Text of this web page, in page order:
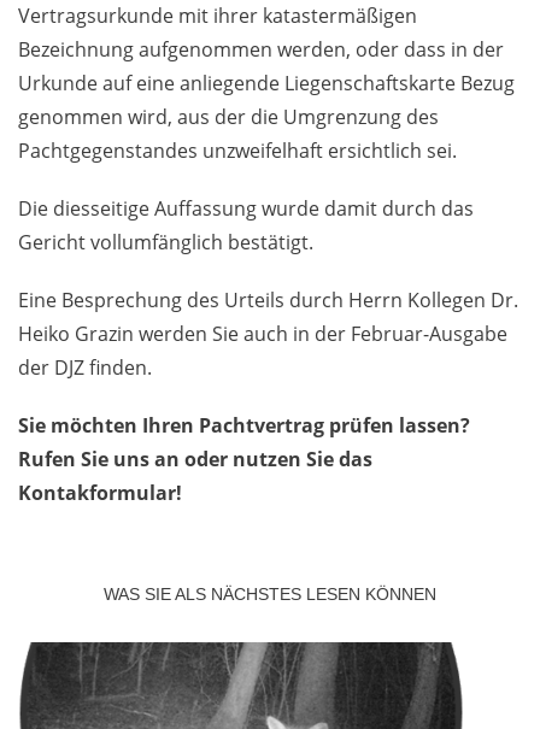
Vertragsurkunde mit ihrer katastermäßigen
Bezeichnung aufgenommen werden, oder dass in der
Urkunde auf eine anliegende Liegenschaftskarte Bezug
genommen wird, aus der die Umgrenzung des
Pachtgegenstandes unzweifelhaft ersichtlich sei.
Die diesseitige Auffassung wurde damit durch das
Gericht vollumfänglich bestätigt.
Eine Besprechung des Urteils durch Herrn Kollegen Dr.
Heiko Grazin werden Sie auch in der Februar-Ausgabe
der DJZ finden.
Sie möchten Ihren Pachtvertrag prüfen lassen?
Rufen Sie uns an oder nutzen Sie das
Kontakformular!
WAS SIE ALS NÄCHSTES LESEN KÖNNEN